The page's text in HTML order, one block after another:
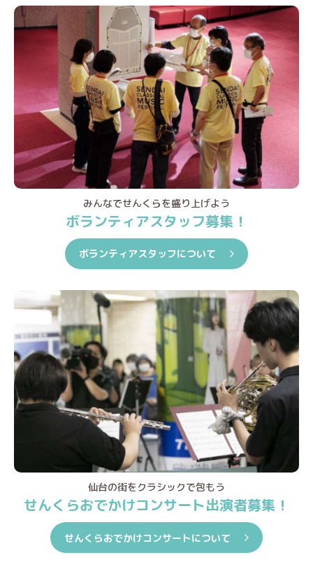
みんなでせんくらを盛り上げよう
ボランティアスタッフ募集！
ボランティアスタッフについて
仙台の街をクラシックで包もう
せんくらおでかけコンサート出演者募集！
せんくらおでかけコンサートについて